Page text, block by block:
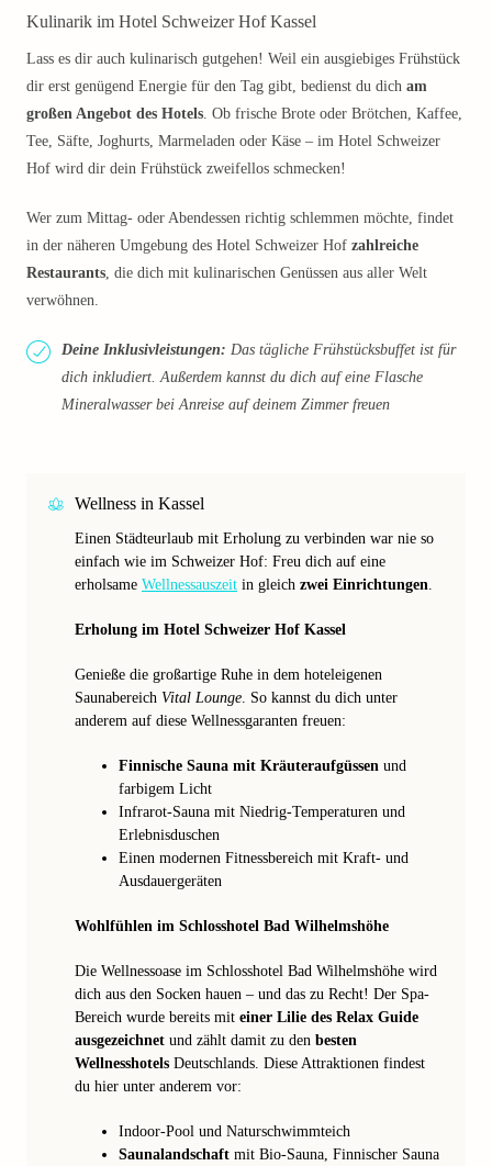
Kulinarik im Hotel Schweizer Hof Kassel
Lass es dir auch kulinarisch gutgehen! Weil ein ausgiebiges Frühstück
dir erst genügend Energie für den Tag gibt, bedienst du dich am
großen Angebot des Hotels. Ob frische Brote oder Brötchen, Kaffee,
Tee, Säfte, Joghurts, Marmeladen oder Käse – im Hotel Schweizer
Hof wird dir dein Frühstück zweifellos schmecken!
Wer zum Mittag- oder Abendessen richtig schlemmen möchte, findet
in der näheren Umgebung des Hotel Schweizer Hof zahlreiche
Restaurants, die dich mit kulinarischen Genüssen aus aller Welt
verwöhnen.
Deine Inklusivleistungen: Das tägliche Frühstücksbuffet ist für
dich inkludiert. Außerdem kannst du dich auf eine Flasche
Mineralwasser bei Anreise auf deinem Zimmer freuen
Wellness in Kassel
Einen Städteurlaub mit Erholung zu verbinden war nie so
einfach wie im Schweizer Hof: Freu dich auf eine
erholsame Wellnessauszeit in gleich zwei Einrichtungen.
Erholung im Hotel Schweizer Hof Kassel
Genieße die großartige Ruhe in dem hoteleigenen
Saunabereich Vital Lounge. So kannst du dich unter
anderem auf diese Wellnessgaranten freuen:
Finnische Sauna mit Kräuteraufgüssen und
farbigem Licht
Infrarot-Sauna mit Niedrig-Temperaturen und
Erlebnisduschen
Einen modernen Fitnessbereich mit Kraft- und
Ausdauergeräten
Wohlfühlen im Schlosshotel Bad Wilhelmshöhe
Die Wellnessoase im Schlosshotel Bad Wilhelmshöhe wird
dich aus den Socken hauen – und das zu Recht! Der Spa-
Bereich wurde bereits mit einer Lilie des Relax Guide
ausgezeichnet und zählt damit zu den besten
Wellnesshotels Deutschlands. Diese Attraktionen findest
du hier unter anderem vor:
Indoor-Pool und Naturschwimmteich
Saunalandschaft mit Bio-Sauna, Finnischer Sauna